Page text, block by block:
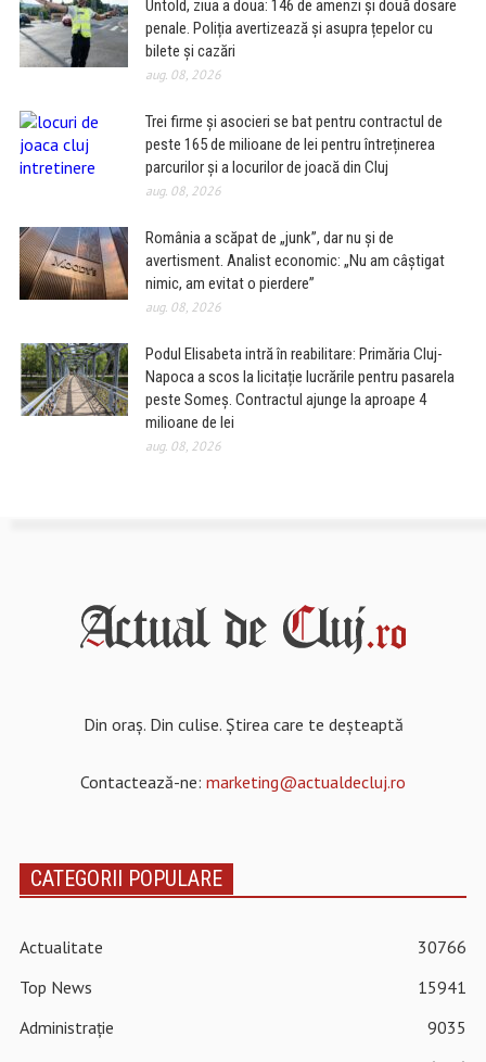
Untold, ziua a doua: 146 de amenzi și două dosare
penale. Poliția avertizează și asupra țepelor cu
bilete și cazări
aug. 08, 2026
Trei firme și asocieri se bat pentru contractul de
peste 165 de milioane de lei pentru întreținerea
parcurilor și a locurilor de joacă din Cluj
aug. 08, 2026
România a scăpat de „junk”, dar nu și de
avertisment. Analist economic: „Nu am câștigat
nimic, am evitat o pierdere”
aug. 08, 2026
Podul Elisabeta intră în reabilitare: Primăria Cluj-
Napoca a scos la licitație lucrările pentru pasarela
peste Someș. Contractul ajunge la aproape 4
milioane de lei
aug. 08, 2026
Din oraș. Din culise. Știrea care te deșteaptă
Contactează-ne: marketing@actualdecluj.ro
CATEGORII POPULARE
Actualitate
30766
Top News
15941
Administrație
9035